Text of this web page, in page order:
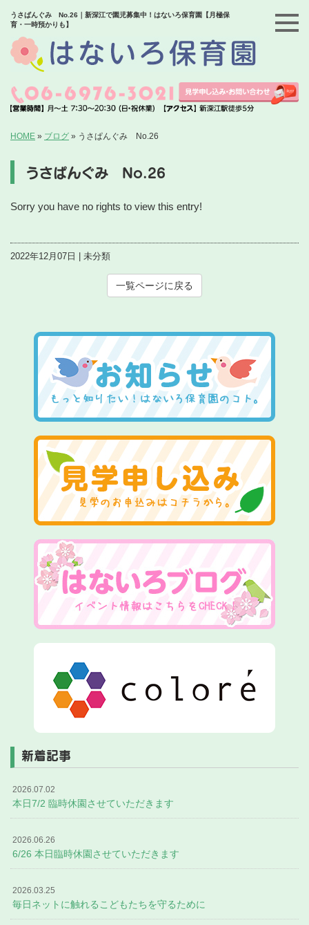
うさぱんぐみ No.26｜新深江で園児募集中！はないろ保育園【月極保
育・一時預かりも】
HOME » ブログ » うさぱんぐみ No.26
うさぱんぐみ No.26
Sorry you have no rights to view this entry!
2022年12月07日 | 未分類
一覧ページに戻る
新着記事
2026.07.02
本日7/2 臨時休園させていただきます
2026.06.26
6/26 本日臨時休園させていただきます
2026.03.25
毎日ネットに触れるこどもたちを守るために